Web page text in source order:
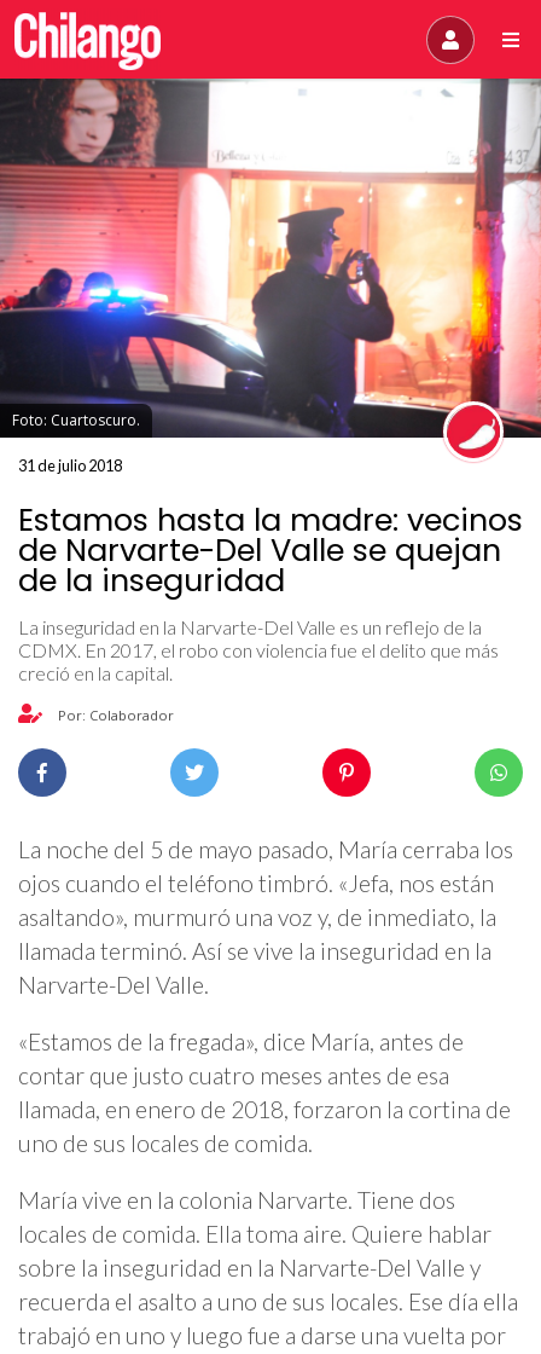
Foto: Cuartoscuro.
31 de julio 2018
Estamos hasta la madre: vecinos
de Narvarte-Del Valle se quejan
de la inseguridad
La inseguridad en la Narvarte-Del Valle es un reflejo de la
CDMX. En 2017, el robo con violencia fue el delito que más
creció en la capital.
Por: Colaborador
La noche del 5 de mayo pasado, María cerraba los
ojos cuando el teléfono timbró. «Jefa, nos están
asaltando», murmuró una voz y, de inmediato, la
llamada terminó. Así se vive la inseguridad en la
Narvarte-Del Valle.
«Estamos de la fregada», dice María, antes de
contar que justo cuatro meses antes de esa
llamada, en enero de 2018, forzaron la cortina de
uno de sus locales de comida.
María vive en la colonia Narvarte. Tiene dos
locales de comida. Ella toma aire. Quiere hablar
sobre la inseguridad en la Narvarte-Del Valle y
recuerda el asalto a uno de sus locales. Ese día ella
trabajó en uno y luego fue a darse una vuelta por